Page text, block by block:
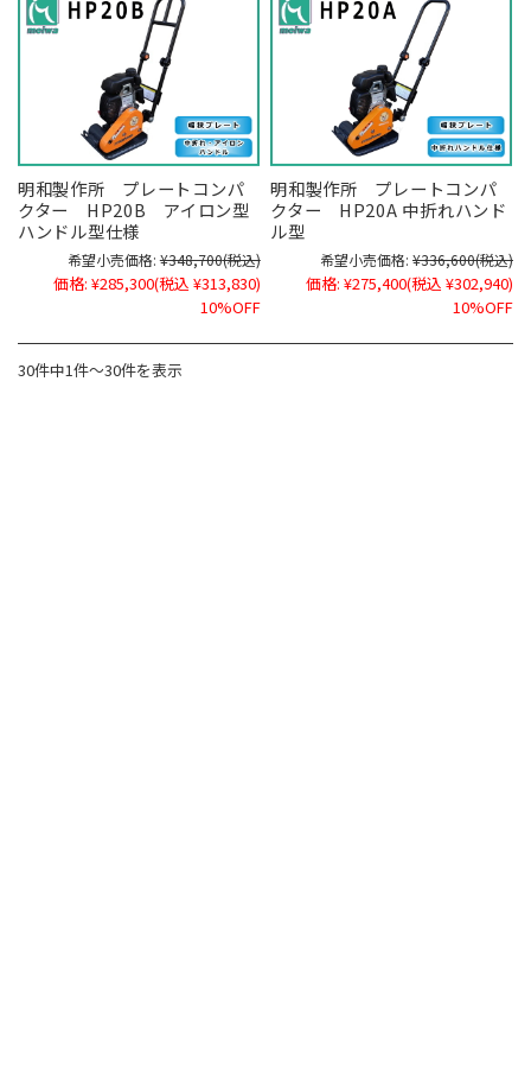
明和製作所 プレートコンパ
クター HP20B アイロン型
ハンドル型仕様
希望小売価格: ¥348,700(税込)
価格: ¥285,300(税込 ¥313,830)
10%OFF
明和製作所 プレートコンパ
クター HP20A 中折れハンド
ル型
希望小売価格: ¥336,600(税込)
価格: ¥275,400(税込 ¥302,940)
10%OFF
30件中1件～30件を表示